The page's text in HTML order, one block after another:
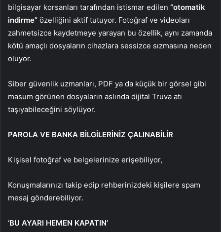
bilgisayar korsanları tarafından istismar edilen “otomatik
indirme” özelliğini aktif tutuyor. Fotoğraf ve videoları
zahmetsizce kaydetmeye yarayan bu özellik, aynı zamanda
kötü amaçlı dosyaların cihazlara sessizce sızmasına neden
oluyor.
Siber güvenlik uzmanları, PDF ya da küçük bir görsel gibi
masum görünen dosyaların aslında dijital Truva atı
taşıyabileceğini söylüyor.
PAROLA VE BANKA BİLGİLERİNİZ ÇALINABİLİR
Kişisel fotoğraf ve belgelerinize erişebiliyor,
Konuşmalarınızı takip edip rehberinizdeki kişilere spam
mesaj gönderebiliyor.
‘BU AYARI HEMEN KAPATIN’